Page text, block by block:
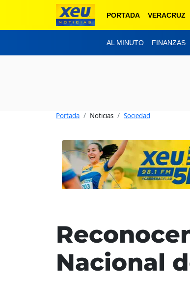
PORTADA VERACRUZ
AL MINUTO FINANZAS
Portada Noticias Sociedad
Nacional